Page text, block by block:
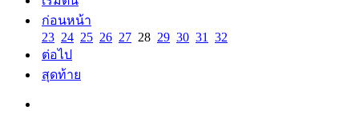
ก่อนหน้า
23 24 25 26 27 28 29 30 31
32
ต่อไป
สุดท้าย